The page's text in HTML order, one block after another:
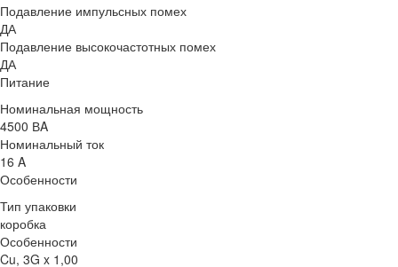
Подавление импульсных помех
ДА
Подавление высокочастотных помех
ДА
Питание
Номинальная мощность
4500 ВA
Номинальный ток
16 A
Особенности
Тип упаковки
коробка
Особенности
Cu, 3G x 1,00